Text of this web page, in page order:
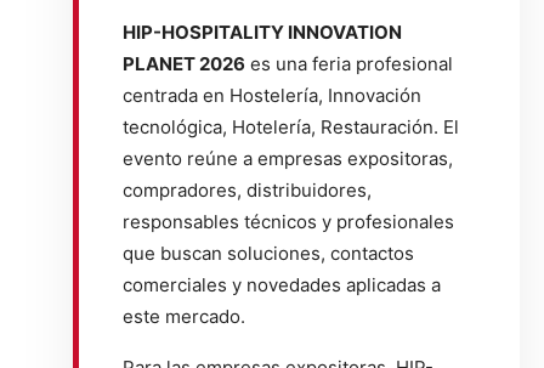
HIP-HOSPITALITY INNOVATION
PLANET 2026 es una feria profesional
centrada en Hostelería, Innovación
tecnológica, Hotelería, Restauración. El
evento reúne a empresas expositoras,
compradores, distribuidores,
responsables técnicos y profesionales
que buscan soluciones, contactos
comerciales y novedades aplicadas a
este mercado.